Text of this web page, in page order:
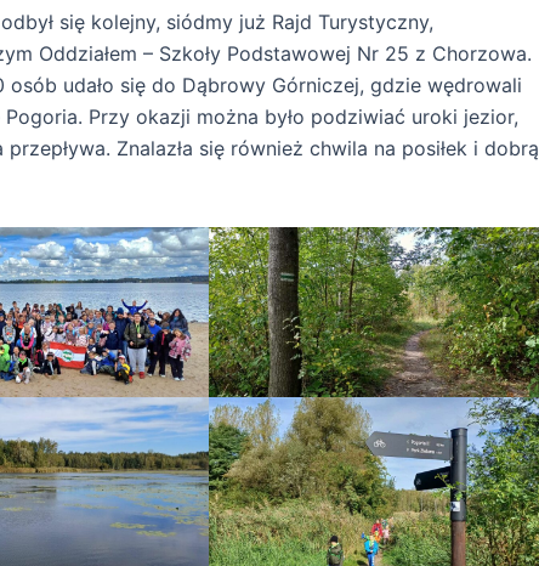
się kolejny, siódmy już Rajd Turystyczny,
Oddziałem – Szkoły Podstawowej Nr 25 z Chorzowa.
osób udało się do Dąbrowy Górniczej, gdzie wędrowali
Przy okazji można było podziwiać uroki jezior,
Znalazła się również chwila na posiłek i dobrą